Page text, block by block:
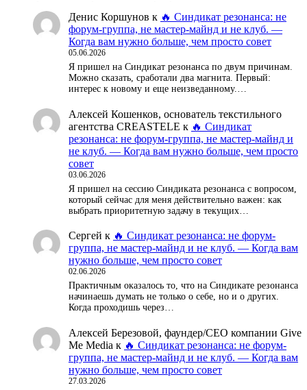
Денис Коршунов к 🔥 Синдикат резонанса: не
форум-группа, не мастер-майнд и не клуб. —
Когда вам нужно больше, чем просто совет
05.06.2026
Я пришел на Синдикат резонанса по двум причинам.
Можно сказать, сработали два магнита. Первый:
интерес к новому и еще неизведанному.…
Алексей Кошенков, основатель текстильного
агентства CREASTELE к 🔥 Синдикат
резонанса: не форум-группа, не мастер-майнд и
не клуб. — Когда вам нужно больше, чем просто
совет
03.06.2026
Я пришел на сессию Синдиката резонанса с вопросом,
который сейчас для меня действительно важен: как
выбрать приоритетную задачу в текущих…
Сергей к 🔥 Синдикат резонанса: не форум-
группа, не мастер-майнд и не клуб. — Когда вам
нужно больше, чем просто совет
02.06.2026
Практичным оказалось то, что на Синдикате резонанса
начинаешь думать не только о себе, но и о других.
Когда проходишь через…
Алексей Березовой, фаундер/СЕО компании Give
Me Media к 🔥 Синдикат резонанса: не форум-
группа, не мастер-майнд и не клуб. — Когда вам
нужно больше, чем просто совет
27.03.2026